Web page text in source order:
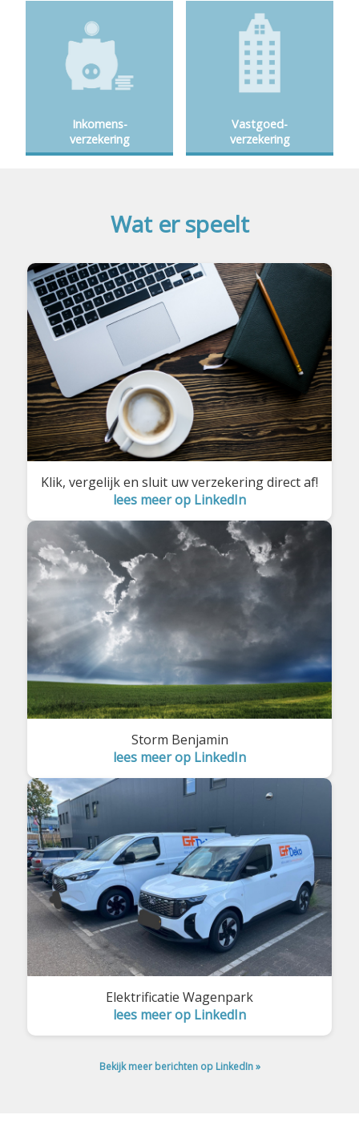
Inkomens-
verzekering
Vastgoed-
verzekering
Wat er speelt
Klik, vergelijk en sluit uw verzekering direct af!
lees meer op LinkedIn
Storm Benjamin
lees meer op LinkedIn
Elektrificatie Wagenpark
lees meer op LinkedIn
Bekijk meer berichten op LinkedIn »